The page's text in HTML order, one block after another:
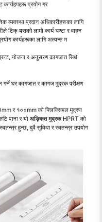
प्रयोग गर
व्यवस्था प्रदान अधिकारीहरूका लागि
टिक् यसको लामो कार्य घण्टा र वाहन
कार्यहरूका लागि अत्यन्त म
योजना र अनुसरण कागजात सिधै
गर्ने घर कागजात र कागज मुद्रक परीक्षण
र १००mm को फ्लिक्सिबल मुद्रण
पाना र यो अङ्कित मुद्रकHPRT को
हुन्छ, दुवै सुविधा र स्वतन्त्र उपयोग